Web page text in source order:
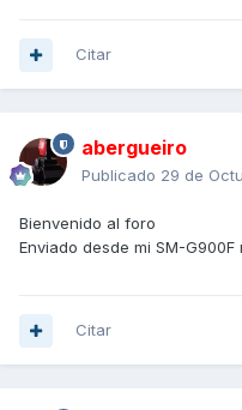
Citar
abergueiro
Publicado 29 de
Bienvenido al foro
Enviado desde mi SM-
Citar